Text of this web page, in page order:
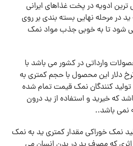
ادویه در پخت غذاهای ایرانی
در مرحله نهایی بسته بندی بر روی
شود تا به خوبی جذب مواد نمک
وارداتی در کشور می باشد با
دلار این محصول با حجم کمتری به
کنندگان نمک قیمت تمام شده
که خیرید و استفاده از ید درون
نمی باشد..
نمک خوراکی مقدار کمتری ید به نمک